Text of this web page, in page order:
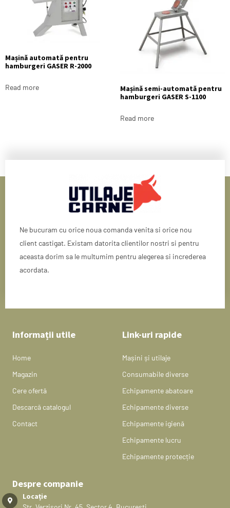
Mașină automată pentru
hamburgeri GASER R-2000
Read more
Mașină semi-automată pentru
hamburgeri GASER S-1100
Read more
Ne bucuram cu orice noua comanda venita si orice nou
client castigat. Existam datorita clientilor nostri si pentru
aceasta dorim sa le multumim pentru alegerea si increderea
acordata.
Informații utile
Home
Magazin
Cere ofertă
Descarcă catalogul
Contact
Link-uri rapide
Mașini și utilaje
Consumabile diverse
Echipamente abatoare
Echipamente diverse
Echipamente igienă
Echipamente lucru
Echipamente protecție
Despre companie
Locație